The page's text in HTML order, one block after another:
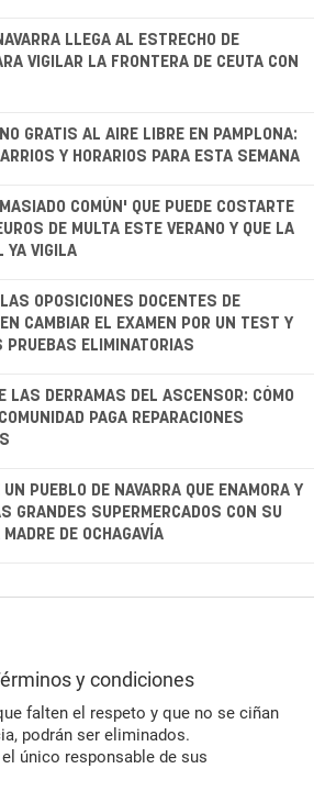
LLEGA AL ESTRECHO DE
VIGILAR LA FRONTERA DE CEUTA CON
GRATIS AL AIRE LIBRE EN PAMPLONA:
Y HORARIOS PARA ESTA SEMANA
COMÚN' QUE PUEDE COSTARTE
DE MULTA ESTE VERANO Y QUE LA
YA VIGILA
OPOSICIONES DOCENTES DE
CAMBIAR EL EXAMEN POR UN TEST Y
PRUEBAS ELIMINATORIAS
LAS DERRAMAS DEL ASCENSOR: CÓMO
PAGA REPARACIONES
PUEBLO DE NAVARRA QUE ENAMORA Y
GRANDES SUPERMERCADOS CON SU
DE OCHAGAVÍA
y condiciones
falten el respeto y que no se ciñan
podrán ser eliminados.
único responsable de sus